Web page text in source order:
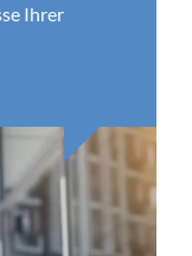
Ihrer